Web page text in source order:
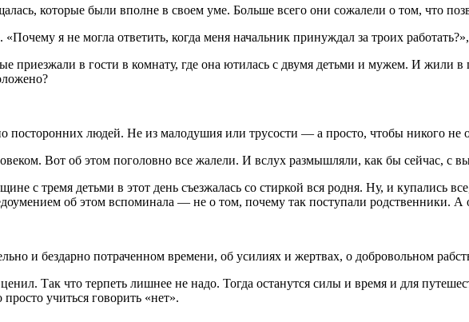
которые были вполне в своем уме. Больше всего они сожалели о том, что
я не могла ответить, когда меня начальник принуждал за троих
приезжали в гости в комнату, где она ютилась с двумя детьми и мужем. И жили в
посторонних людей. Не из малодушия или трусости — а просто, чтобы никого не
Вот об этом поголовно все жалели. И вслух размышляли, как бы сейчас, с
с тремя детьми в этот день съезжалась со стиркой вся родня. Ну, и купались
об этом вспоминала — не о том, почему так поступали родственники.
и бездарно потраченном времени, об усилиях и жертвах, о добровольном
Так что терпеть лишнее не надо. Тогда останутся силы и время и для
учиться говорить «нет».